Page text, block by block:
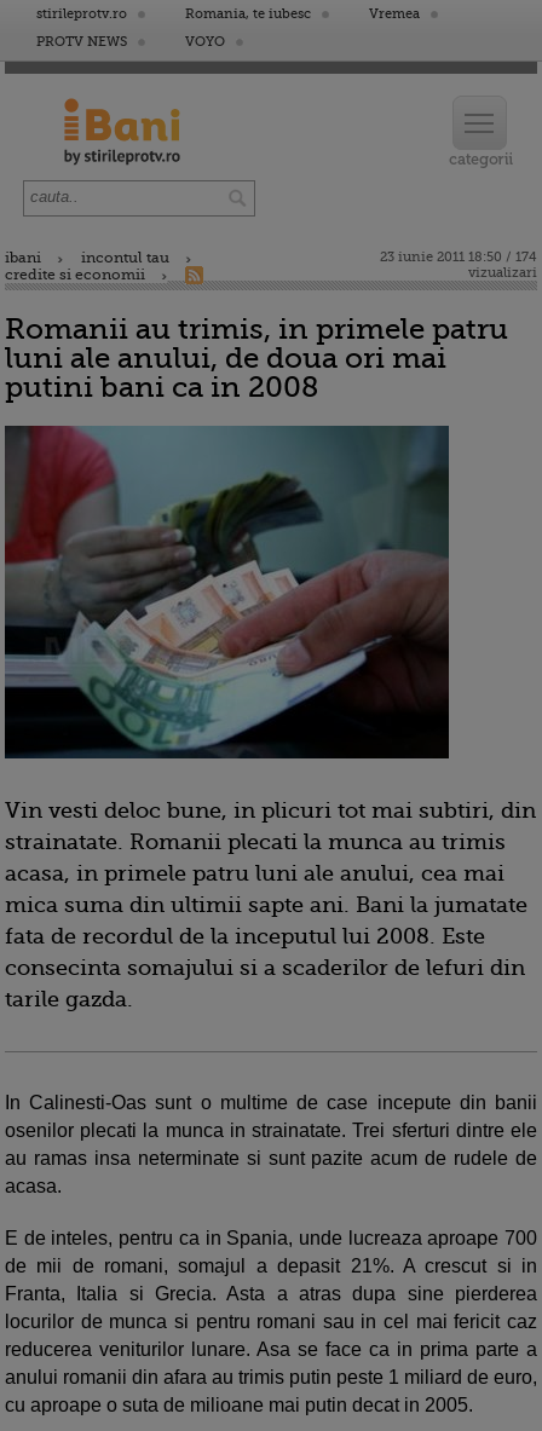
stirileprotv.ro Romania, te iubesc
Vremea
PROTV NEWS
VOYO
ibani
incontul tau
credite si economii
23 iunie 2011 18:50 / 174
vizualizari
Romanii au trimis, in primele patru
luni ale anului, de doua ori mai
putini bani ca in 2008
Vin vesti deloc bune, in plicuri tot mai subtiri, din
strainatate. Romanii plecati la munca au trimis
acasa, in primele patru luni ale anului, cea mai
mica suma din ultimii sapte ani. Bani la jumatate
fata de recordul de la inceputul lui 2008. Este
consecinta somajului si a scaderilor de lefuri din
tarile gazda.
In Calinesti-Oas sunt o multime de case incepute din banii
osenilor plecati la munca in strainatate. Trei sferturi dintre ele
au ramas insa neterminate si sunt pazite acum de rudele de
acasa.
E de inteles, pentru ca in Spania, unde lucreaza aproape 700
de mii de romani, somajul a depasit 21%. A crescut si in
Franta, Italia si Grecia. Asta a atras dupa sine pierderea
locurilor de munca si pentru romani sau in cel mai fericit caz
reducerea veniturilor lunare. Asa se face ca in prima parte a
anului romanii din afara au trimis putin peste 1 miliard de euro,
cu aproape o suta de milioane mai putin decat in 2005.